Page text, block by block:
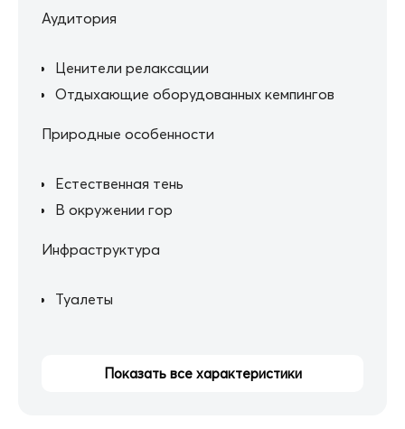
Аудитория
Ценители релаксации
Отдыхающие оборудованных кемпингов
Природные особенности
Естественная тень
В окружении гор
Инфраструктура
Туалеты
Показать все характеристики